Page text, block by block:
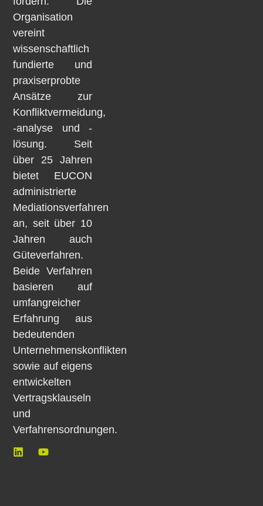
Organisation
vereint
wissenschaftlich
fundierte und
praxiserprobte
Ansätze zur
Konfliktvermeidung,
-analyse und -
lösung. Seit
über 25 Jahren
bietet EUCON
administrierte
Mediationsverfahren
an, seit über 10
Jahren auch
Güteverfahren.
Beide Verfahren
basieren auf
umfangreicher
Erfahrung aus
bedeutenden
Unternehmenskonflikten
sowie auf eigens
entwickelten
Vertragsklauseln
und
Verfahrensordnungen.